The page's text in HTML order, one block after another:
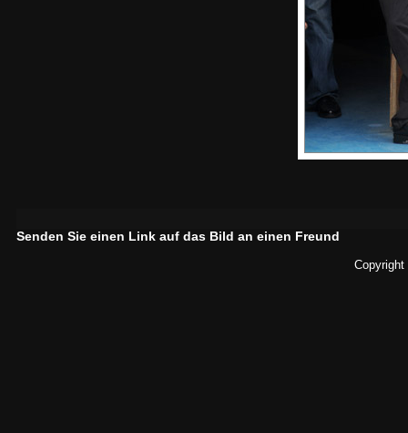
Senden Sie einen Link auf das Bild an einen Freund